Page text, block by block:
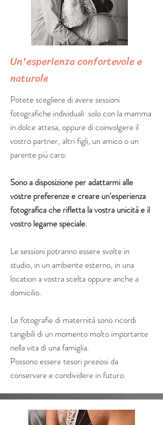
Un'esperienza confortevole e
naturale
Potete scegliere di avere sessioni
fotografiche individuali solo con la mamma
in dolce attesa, oppure di coinvolgere il
vostro partner, altri figli, un amico o un
parente più caro.
Sono a disposizione per adattarmi alle
vostre preferenze e creare un'esperienza
fotografica che rifletta la vostra unicità e il
vostro legame speciale.
Le sessioni potranno essere svolte in
studio, in un ambiente esterno, in una
location a vostra scelta oppure anche a
domicilio.
Le fotografie di maternità sono ricordi
tangibili di un momento molto importante
nella vita di una famiglia.
Possono essere tesori preziosi da
conservare e condividere in futuro.